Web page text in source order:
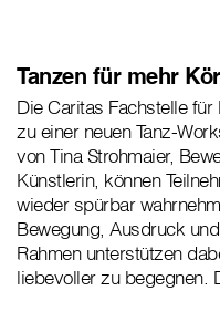
Tanzen für mehr
Die Caritas Fachstelle
zu einer neuen Tanz-
von Tina Strohmaier,
Künstlerin, können
wieder spürbar
Bewegung, Ausdruck
Rahmen unterstützen
liebevoller zu begegnen.